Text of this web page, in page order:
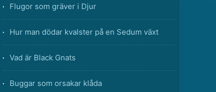
Flugor som gräver i Djur
Hur man dödar kvalster på en Sedum växt
Vad är Black Gnats
Buggar som orsakar klåda